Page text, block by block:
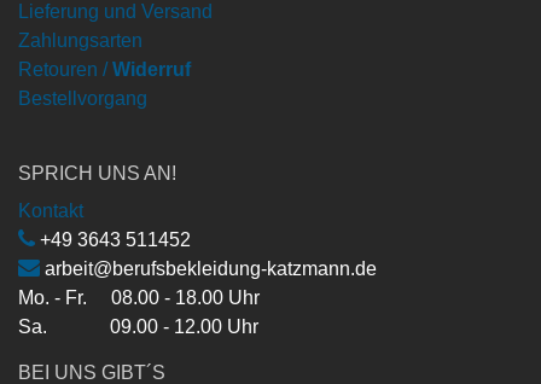
Lieferung und Versand
Zahlungsarten
Retouren / Widerruf
Bestellvorgang
SPRICH UNS AN!
Kontakt
+49 3643 511452
arbeit@berufsbekleidung-katzmann.de
Mo. - Fr. 08.00 - 18.00 Uhr
Sa. 09.00 - 12.00 Uhr
BEI UNS GIBT´S